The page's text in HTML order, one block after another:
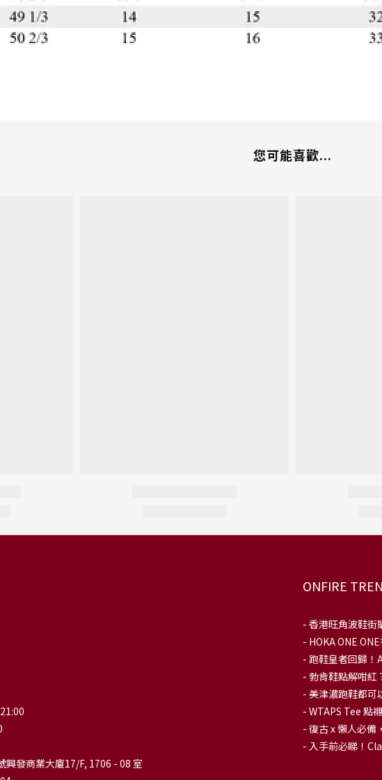
您可能喜歡...
興發商業大廈17/F, 1706 - 08 室
ONFIRE
- 香港旺角波鞋街
- HOKA ONE
- 跑鞋皇者回歸！
- 勃肯鞋點解咁
- 美津濃跑鞋都可
- WTAPS Tee 點
- 復古 x 懶人必備
- 入手前必睇！